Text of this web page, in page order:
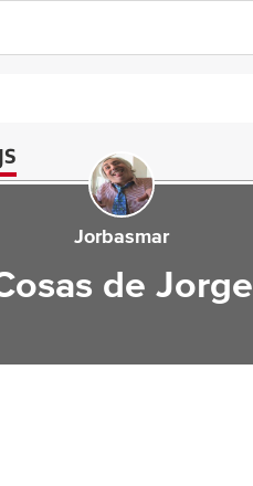
Jorbasmar
de Jorge